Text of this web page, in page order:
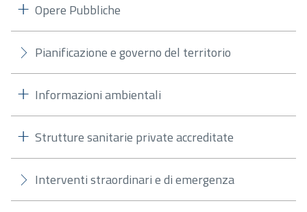
Opere Pubbliche
Pianificazione e governo del territorio
Informazioni ambientali
Strutture sanitarie private accreditate
Interventi straordinari e di emergenza